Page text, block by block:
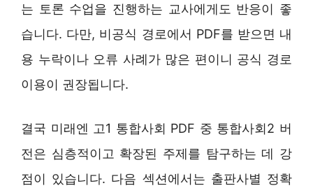
는 토론 수업을 진행하는 교사에게도 반응이 좋
습니다. 다만, 비공식 경로에서 PDF를 받으면 내
용 누락이나 오류 사례가 많은 편이니 공식 경로
이용이 권장됩니다.
결국 미래엔 고1 통합사회 PDF 중 통합사회2 버
전은 심층적이고 확장된 주제를 탐구하는 데 강
점이 있습니다. 다음 섹션에서는 출판사별 정확